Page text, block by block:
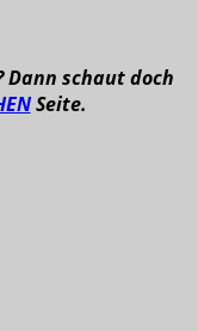
Dann schaut doch
Seite.